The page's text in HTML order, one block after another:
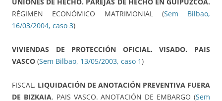
UNIONES DE HECHO. PAREJAS DE HECHO EN GUIPUZCOA.
RÉGIMEN ECONÓMICO MATRIMONIAL (Sem Bilbao,
16/03/2004, caso 3)
VIVIENDAS DE PROTECCIÓN OFICIAL. VISADO. PAIS
VASCO (Sem Bilbao, 13/05/2003, caso 1)
FISCAL. LIQUIDACIÓN DE ANOTACIÓN PREVENTIVA FUERA
DE BIZKAIA. PAIS VASCO. ANOTACIÓN DE EMBARGO (Sem